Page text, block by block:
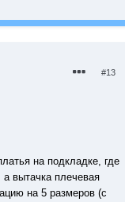
#13
на подкладке, где
вытачка плечевая
на 5 размеров (с